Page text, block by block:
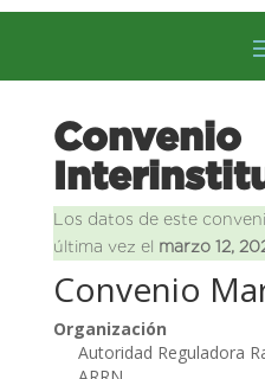
Convenio
Los datos de este
última vez el marzo 12,
Convenio
Organización
Autoridad Reguladora